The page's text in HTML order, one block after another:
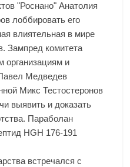
"Роснано" Анатолия
лоббировать его
влиятельная в мире
Зампред комитета
организациям и
Медведев
Микс Тестостеронов
выявить и доказать
Параболан
HGH 176-191
встречался с